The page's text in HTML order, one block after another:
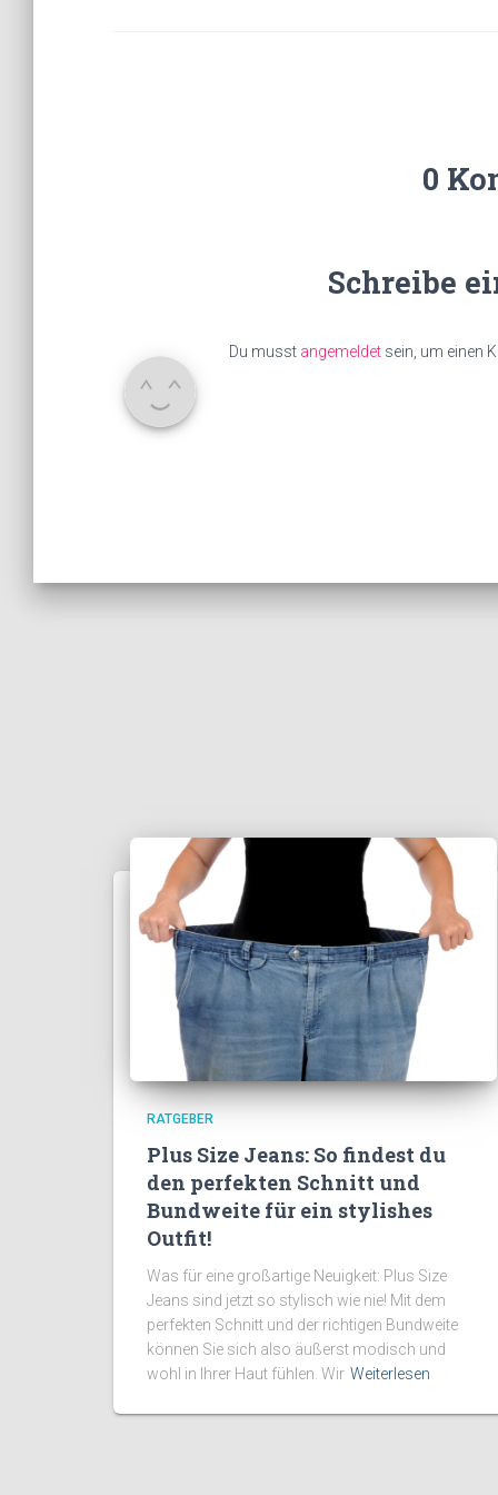
0
Schreibe
Du musst angemeldet sein, um einen
RATGEBER
Plus Size Jeans: So findest du
den perfekten Schnitt und
Bundweite für ein stylishes
Outfit!
Was für eine großartige Neuigkeit: Plus Size
Jeans sind jetzt so stylisch wie nie! Mit dem
perfekten Schnitt und der richtigen Bundweite
können Sie sich also äußerst modisch und
wohl in Ihrer Haut fühlen. Wir Weiterlesen